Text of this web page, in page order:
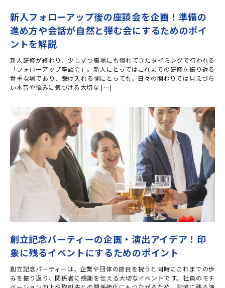
新人フォローアップ後の座談会を企画！準備の
進め方や会話が自然と弾む会にするためのポイ
ントを解説
新人研修が終わり、少しずつ職場にも慣れてきたタイミングで行われる
「フォローアップ座談会」。新人にとってはこれまでの研修を振り返る
貴重な場であり、受け入れる側にとっても、日々の関わりでは見えづら
い本音や悩みに気づける大切な […]
創立記念パーティーの企画・演出アイデア！印
象に残るイベントにするためのポイント
創立記念パーティーは、企業や団体の節目を祝うと同時にこれまでの歩
みを振り返り、関係者に感謝を伝える大切なイベントです。社員のモチ